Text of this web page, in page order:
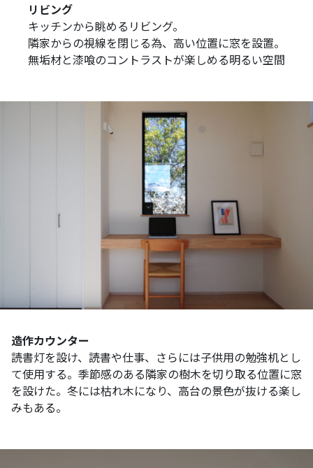
リビング
キッチンから眺めるリビング。
隣家からの視線を閉じる為、高い位置に窓を設置。
無垢材と漆喰のコントラストが楽しめる明るい空間
造作カウンター
読書灯を設け、読書や仕事、さらには子供用の勉強机とし
て使用する。季節感のある隣家の樹木を切り取る位置に窓
を設けた。冬には枯れ木になり、高台の景色が抜ける楽し
みもある。